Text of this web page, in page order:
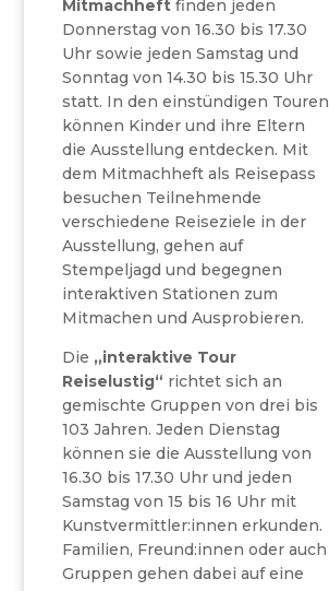
Mitmachheft finden jeden
Donnerstag von 16.30 bis 17.30
Uhr sowie jeden Samstag und
Sonntag von 14.30 bis 15.30 Uhr
statt. In den einstündigen Touren
können Kinder und ihre Eltern
die Ausstellung entdecken. Mit
dem Mitmachheft als Reisepass
besuchen Teilnehmende
verschiedene Reiseziele in der
Ausstellung, gehen auf
Stempeljagd und begegnen
interaktiven Stationen zum
Mitmachen und Ausprobieren.
Die „interaktive Tour
Reiselustig“ richtet sich an
gemischte Gruppen von drei bis
103 Jahren. Jeden Dienstag
können sie die Ausstellung von
16.30 bis 17.30 Uhr und jeden
Samstag von 15 bis 16 Uhr mit
Kunstvermittler:innen erkunden.
Familien, Freund:innen oder auch
Gruppen gehen dabei auf eine